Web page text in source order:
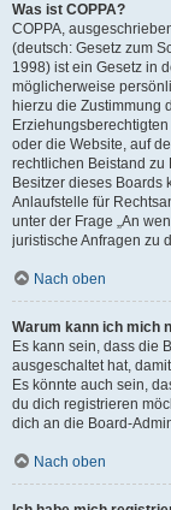
Was ist COPPA?
COPPA,
(deutsch: Gesetz zum
1998) ist ein Gesetz in
möglicherweise
hierzu die Zustimmung
oder die Website, auf
rechtlichen Beistand zu
Besitzer dieses Boards
Anlaufstelle für
unter der Frage „An
juristische Anfragen zu
Nach oben
Warum kann ich mich
Es kann sein, dass die
ausgeschaltet hat,
Es könnte auch sein,
du dich registrieren
dich an die Board-
Nach oben